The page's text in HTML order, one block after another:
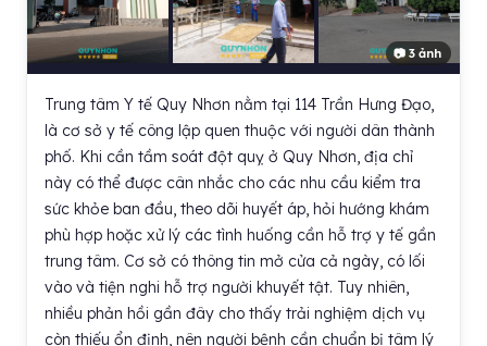
📷 3 ảnh
Trung tâm Y tế Quy Nhơn nằm tại 114 Trần Hưng Đạo,
là cơ sở y tế công lập quen thuộc với người dân thành
phố. Khi cần tầm soát đột quỵ ở Quy Nhơn, địa chỉ
này có thể được cân nhắc cho các nhu cầu kiểm tra
sức khỏe ban đầu, theo dõi huyết áp, hỏi hướng khám
phù hợp hoặc xử lý các tình huống cần hỗ trợ y tế gần
trung tâm. Cơ sở có thông tin mở cửa cả ngày, có lối
vào và tiện nghi hỗ trợ người khuyết tật. Tuy nhiên,
nhiều phản hồi gần đây cho thấy trải nghiệm dịch vụ
còn thiếu ổn định, nên người bệnh cần chuẩn bị tâm lý